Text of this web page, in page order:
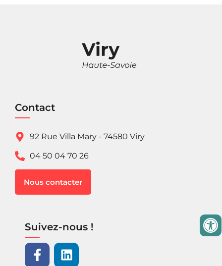
Contact
92 Rue Villa Mary - 74580 Viry
04 50 04 70 26
Nous contacter
Suivez-nous !